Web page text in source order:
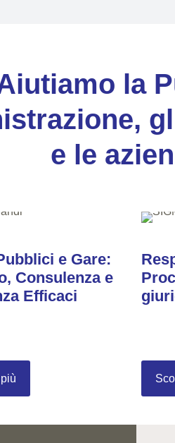
la
e le
e Gare:
Consulenza e
Efficaci